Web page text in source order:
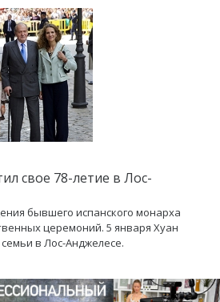
свое 78-летие в Лос-
бывшего испанского монарха
церемоний. 5 января Хуан
в Лос-Анджелесе.